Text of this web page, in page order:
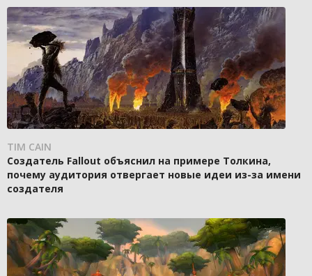
TIM CAIN
Создатель Fallout объяснил на примере Толкина,
почему аудитория отвергает новые идеи из-за имени
создателя